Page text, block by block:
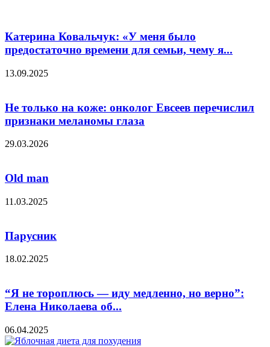
Катерина Ковальчук: «У меня было
предостаточно времени для семьи, чему я...
13.09.2025
Не только на коже: онколог Евсеев перечислил
признаки меланомы глаза
29.03.2026
Old man
11.03.2025
Парусник
18.02.2025
“Я не тороплюсь — иду медленно, но верно”:
Елена Николаева об...
06.04.2025